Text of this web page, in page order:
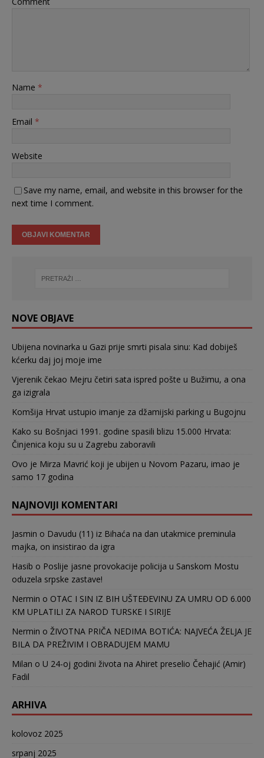
Name *
Email *
Website
Save my name, email, and website in this browser for the
next time I comment.
NOVE OBJAVE
Ubijena novinarka u Gazi prije smrti pisala sinu: Kad dobiješ
kćerku daj joj moje ime
Vjerenik čekao Mejru četiri sata ispred pošte u Bužimu, a ona
ga izigrala
Komšija Hrvat ustupio imanje za džamijski parking u Bugojnu
Kako su Bošnjaci 1991. godine spasili blizu 15.000 Hrvata:
Činjenica koju su u Zagrebu zaboravili
Ovo je Mirza Mavrić koji je ubijen u Novom Pazaru, imao je
samo 17 godina
NAJNOVIJI KOMENTARI
Jasmin o Davudu (11) iz Bihaća na dan utakmice preminula
majka, on insistirao da igra
Hasib o Poslije jasne provokacije policija u Sanskom Mostu
oduzela srpske zastave!
Nermin o OTAC I SIN IZ BIH UŠTEĐEVINU ZA UMRU OD 6.000
KM UPLATILI ZA NAROD TURSKE I SIRIJE
Nermin o ŽIVOTNA PRIČA NEDIMA BOTIĆA: NAJVEĆA ŽELJA JE
BILA DA PREŽIVIM I OBRADUJEM MAMU
Milan o U 24-oj godini života na Ahiret preselio Čehajić (Amir)
Fadil
ARHIVA
kolovoz 2025
srpanj 2025